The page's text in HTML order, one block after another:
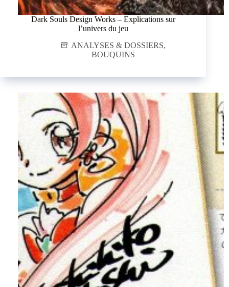
Dark Souls Design Works – Explications sur
l’univers du jeu
ANALYSES & DOSSIERS,
BOUQUINS